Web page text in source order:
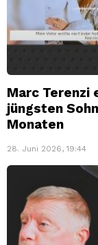
Marc Terenzi
jüngsten
Monaten
28. Juni 2026, 19:44